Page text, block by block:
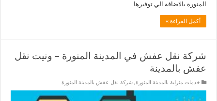
المنورة بالاضافة الي توفيرها …
أكمل القراءة »
شركة نقل عفش في المدينة المنورة – ونيت نقل
عفش بالمدينة
خدمات منزلية بالمدينة المنورة,شركة نقل عفش بالمدينة المنورة